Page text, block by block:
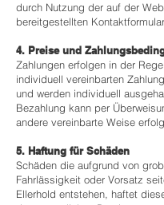
durch Nutzung der auf der
bereitgestellten
4. Preise und
Zahlungen erfolgen in der
individuell vereinbarten
und werden individuell
Bezahlung kann per
andere vereinbarte Weise
5. Haftung für Schäden
Schäden die aufgrund von
Fahrlässigkeit oder Vorsatz
Ellerhold entstehen, haftet